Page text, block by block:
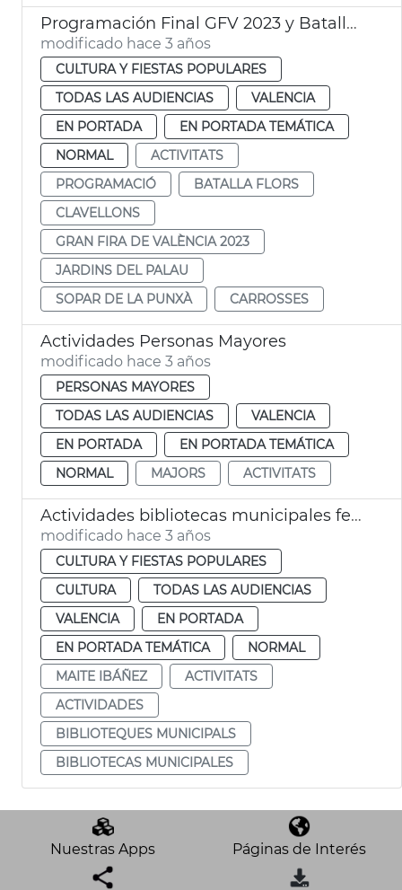
Programación Final GFV 2023 y Batalla de Flores
modificado hace 3 años
CULTURA Y FIESTAS POPULARES
TODAS LAS AUDIENCIAS
VALENCIA
EN PORTADA
EN PORTADA TEMÁTICA
NORMAL
ACTIVITATS
PROGRAMACIÓ
BATALLA FLORS
CLAVELLONS
GRAN FIRA DE VALÈNCIA 2023
JARDINS DEL PALAU
SOPAR DE LA PUNXÀ
CARROSSES
Actividades Personas Mayores
modificado hace 3 años
PERSONAS MAYORES
TODAS LAS AUDIENCIAS
VALENCIA
EN PORTADA
EN PORTADA TEMÁTICA
NORMAL
MAJORS ACTIVITATS
Actividades bibliotecas municipales febrero
modificado hace 3 años
CULTURA Y FIESTAS POPULARES
CULTURA
TODAS LAS AUDIENCIAS
VALENCIA
EN PORTADA
EN PORTADA TEMÁTICA
NORMAL
MAITE IBÁÑEZ
ACTIVITATS
ACTIVIDADES
BIBLIOTEQUES MUNICIPALS
BIBLIOTECAS MUNICIPALES
Nuestras Apps Páginas de Interés